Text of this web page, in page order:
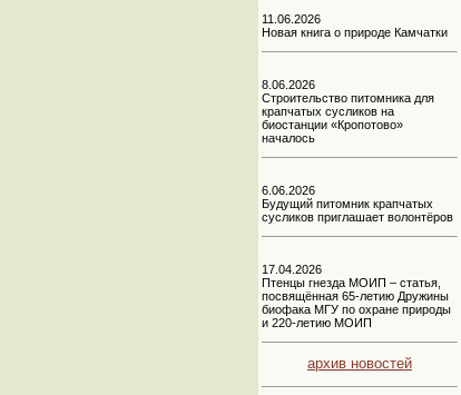
11.06.2026
Новая книга о природе Камчатки
8.06.2026
Строительство питомника для
крапчатых сусликов на
биостанции «Кропотово»
началось
6.06.2026
Будущий питомник крапчатых
сусликов приглашает волонтёров
17.04.2026
Птенцы гнезда МОИП – статья,
посвящённая 65-летию Дружины
биофака МГУ по охране природы
и 220-летию МОИП
архив новостей